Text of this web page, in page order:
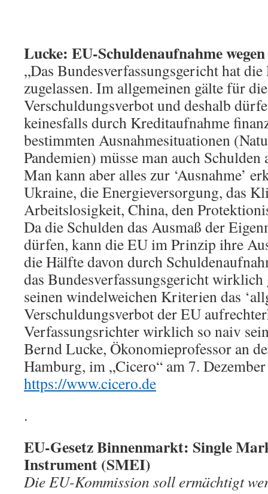
Lucke: EU-Schuldenaufnahme
„Das Bundesverfassungsgericht hat
zugelassen. Im allgemeinen gälte für
Verschuldungsverbot und deshalb
keinesfalls durch Kreditaufnahme
bestimmten Ausnahmesituationen
Pandemien) müsse man auch
Man kann aber alles zur ‘Ausnahme’
Ukraine, die Energieversorgung, das
Arbeitslosigkeit, China, den
Da die Schulden das Ausmaß der
dürfen, kann die EU im Prinzip ihre
die Hälfte davon durch
das Bundesverfassungsgericht wirklich
seinen windelweichen Kriterien das
Verschuldungsverbot der EU
Verfassungsrichter wirklich so naiv
Bernd Lucke, Ökonomieprofessor an
Hamburg, im „Cicero“ am 7.
https://www.cicero.de
.
EU-Gesetz Binnenmarkt: Single
Instrument (SMEI)
Die EU-Kommission soll ermächtigt